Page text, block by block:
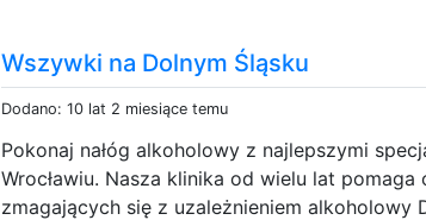
Wszywki na Dolnym Śląsku
Dodano: 10 lat 2 miesiące temu
Pokonaj nałóg alkoholowy z najlepszymi
Wrocławiu. Nasza klinika od wielu lat pomaga
zmagających się z uzależnieniem alkoholowy